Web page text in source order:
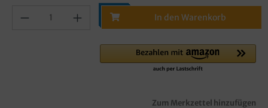
In den Warenkorb
Zum Merkzettel hinzufügen